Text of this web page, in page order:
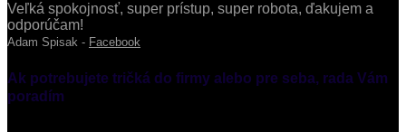
Veľká spokojnosť, super prístup, super robota, ďakujem a
odporúčam!
Adam Spisak - Facebook
Ak potrebujete tričká do firmy alebo pre seba, rada Vám
poradím